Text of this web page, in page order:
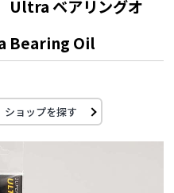
Ultra ベアリングオ
Bearing Oil
ショップを探す